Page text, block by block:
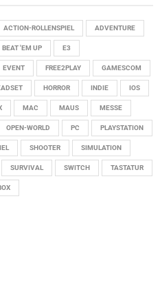
ACTION-ROLLENSPIEL ADVENTURE
BEAT 'EM UP E3
EVENT FREE2PLAY GAMESCOM
HORROR INDIE IOS
MAC MAUS MESSE
OPEN-WORLD PC PLAYSTATION
SHOOTER SIMULATION
SURVIVAL SWITCH TASTATUR